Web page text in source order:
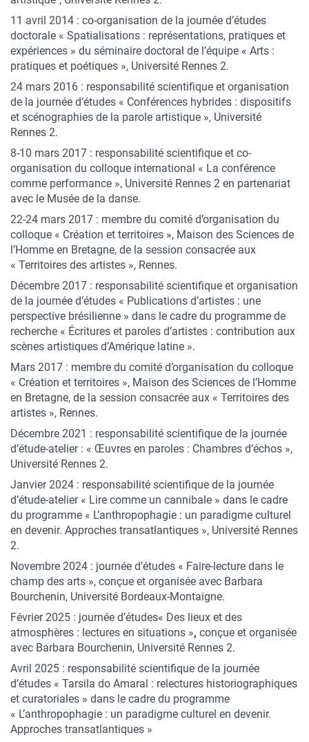
11 avril 2014 : co-organisation de la journée d’études
doctorale « Spatialisations : représentations, pratiques et
expériences » du séminaire doctoral de l’équipe « Arts :
pratiques et poétiques », Université Rennes 2.
24 mars 2016 : responsabilité scientifique et organisation
de la journée d’études « Conférences hybrides : dispositifs
et scénographies de la parole artistique », Université
Rennes 2.
8-10 mars 2017 : responsabilité scientifique et co-
organisation du colloque international « La conférence
comme performance », Université Rennes 2 en partenariat
avec le Musée de la danse.
22-24 mars 2017 : membre du comité d’organisation du
colloque « Création et territoires », Maison des Sciences de
l’Homme en Bretagne, de la session consacrée aux
« Territoires des artistes », Rennes.
Décembre 2017 : responsabilité scientifique et organisation
de la journée d’études « Publications d’artistes : une
perspective brésilienne » dans le cadre du programme de
recherche « Écritures et paroles d’artistes : contribution aux
scènes artistiques d’Amérique latine ».
Mars 2017 : membre du comité d’organisation du colloque
« Création et territoires », Maison des Sciences de l’Homme
en Bretagne, de la session consacrée aux « Territoires des
artistes », Rennes.
Décembre 2021 : responsabilité scientifique de la journée
d’étude-atelier : « Œuvres en paroles : Chambres d’échos »,
Université Rennes 2.
Janvier 2024 : responsabilité scientifique de la journée
d’étude-atelier « Lire comme un cannibale » dans le cadre
du programme « L’anthropophagie : un paradigme culturel
en devenir. Approches transatlantiques », Université Rennes
2.
Novembre 2024 : journée d’études « Faire-lecture dans le
champ des arts », conçue et organisée avec Barbara
Bourchenin, Université Bordeaux-Montaigne.
Février 2025 : journée d’études« Des lieux et des
atmosphères : lectures en situations », conçue et organisée
avec Barbara Bourchenin, Université Rennes 2.
Avril 2025 : responsabilité scientifique de la journée
d’études « Tarsila do Amaral : relectures historiographiques
et curatoriales » dans le cadre du programme
« L’anthropophagie : un paradigme culturel en devenir.
Approches transatlantiques »